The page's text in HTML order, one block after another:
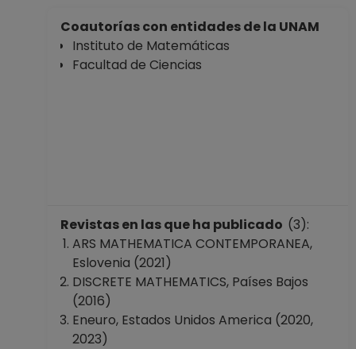
ASIGNATURA A TP
No Definitivo
Ciencias
Desde 16-04-2016
PROFESOR
ASIGNATURA A TP
No Definitivo
Coautorías con entidades de la UNAM
Instituto de Matemáticas
Facultad de Ciencias
Revistas en las que ha publicado (3):
ARS MATHEMATICA CONTEMPORANEA,
Eslovenia (2021)
DISCRETE MATHEMATICS, Países Bajos
(2016)
Eneuro, Estados Unidos America (2020,
2023)